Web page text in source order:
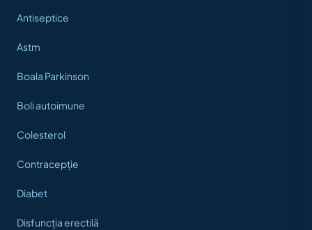
Antiseptice
Astm
Boala Parkinson
Boli autoimune
Colesterol
Contracepție
Diabet
Disfuncția erectilă